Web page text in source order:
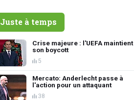
Juste à temps
Crise majeure : l'UEFA maintient
son boycott
5
Mercato: Anderlecht passe à
l'action pour un attaquant
38